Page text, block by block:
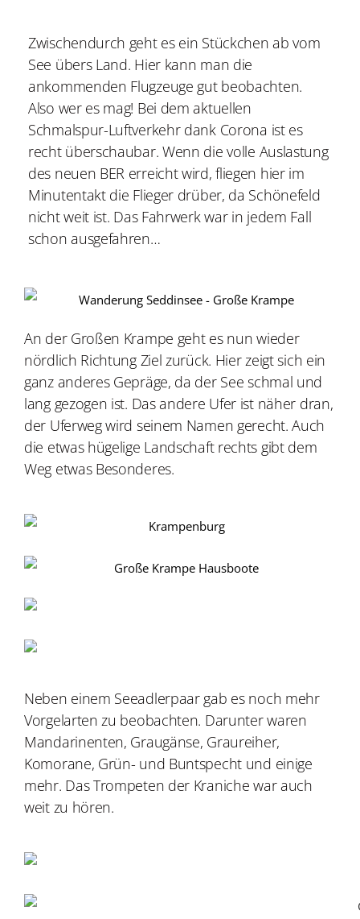
Zwischendurch geht es ein Stückchen ab vom
See übers Land. Hier kann man die
ankommenden Flugzeuge gut beobachten.
Also wer es mag! Bei dem aktuellen
Schmalspur-Luftverkehr dank Corona ist es
recht überschaubar. Wenn die volle Auslastung
des neuen BER erreicht wird, fliegen hier im
Minutentakt die Flieger drüber, da Schönefeld
nicht weit ist. Das Fahrwerk war in jedem Fall
schon ausgefahren…
An der Großen Krampe geht es nun wieder
nördlich Richtung Ziel zurück. Hier zeigt sich ein
ganz anderes Gepräge, da der See schmal und
lang gezogen ist. Das andere Ufer ist näher dran,
der Uferweg wird seinem Namen gerecht. Auch
die etwas hügelige Landschaft rechts gibt dem
Weg etwas Besonderes.
Neben einem Seeadlerpaar gab es noch mehr
Vorgelarten zu beobachten. Darunter waren
Mandarinenten, Graugänse, Graureiher,
Komorane, Grün- und Buntspecht und einige
mehr. Das Trompeten der Kraniche war auch
weit zu hören.